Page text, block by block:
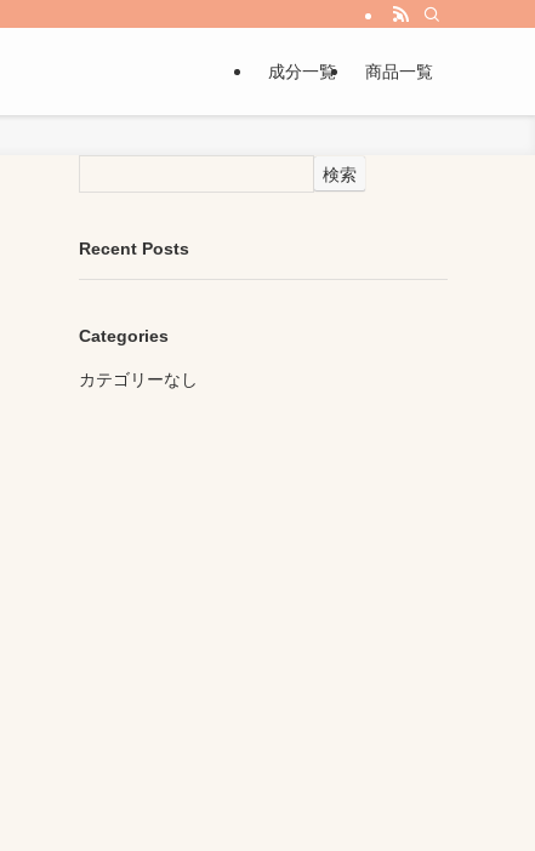
成分一覧 商品一覧
検索
Recent Posts
Categories
カテゴリーなし